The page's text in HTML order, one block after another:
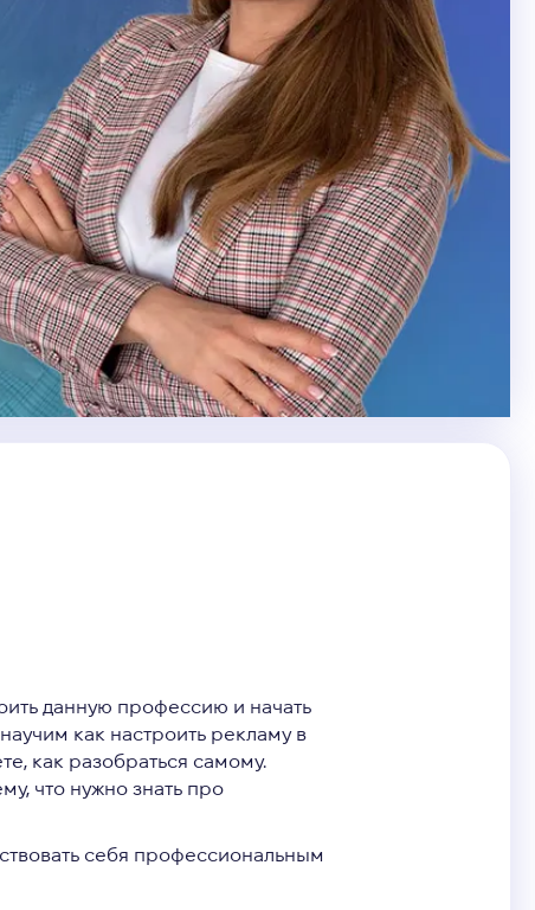
данную профессию и начать
как настроить рекламу в
как разобраться самому.
что нужно знать про
себя профессиональным